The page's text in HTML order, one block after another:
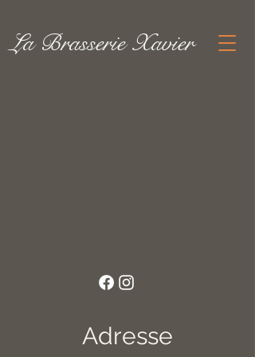
La Brasserie Xavier
Adresse